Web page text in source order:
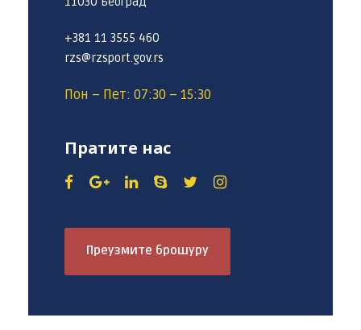
+381 11 3555 460
rzs@rzsport.gov.rs
Пон – Пет: 07:30 – 15:30
Пратите нас
Преузмите брошуру